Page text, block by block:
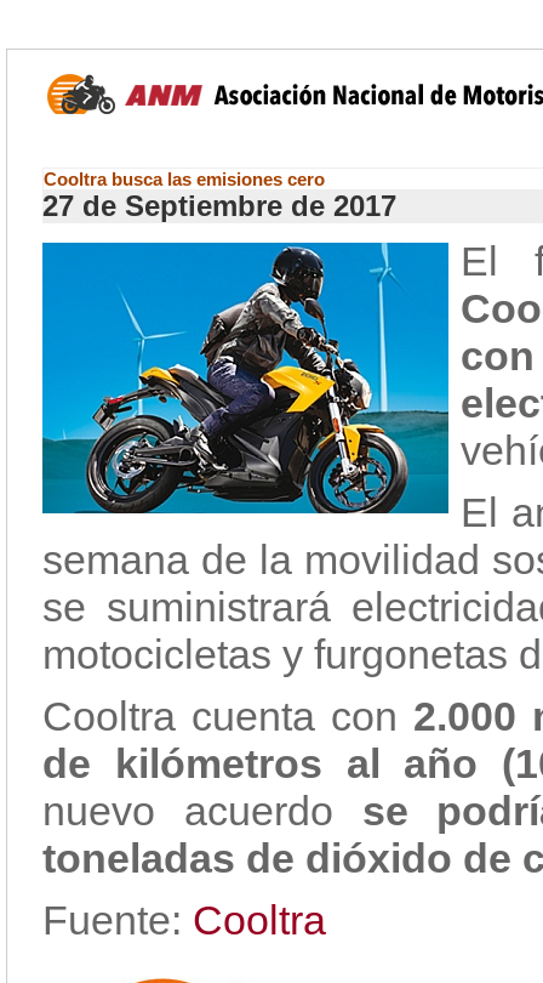
Cooltra busca las emisiones cero
27 de Septiembre de 2017
El
El
semana de la movilidad
se suministrará
motocicletas y furgonetas
Cooltra cuenta con 2.000
de kilómetros al año
nuevo acuerdo se
toneladas de dióxido de
Fuente: Cooltra